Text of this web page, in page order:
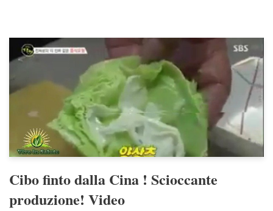
Cibo finto dalla Cina ! Scioccante
produzione! Video